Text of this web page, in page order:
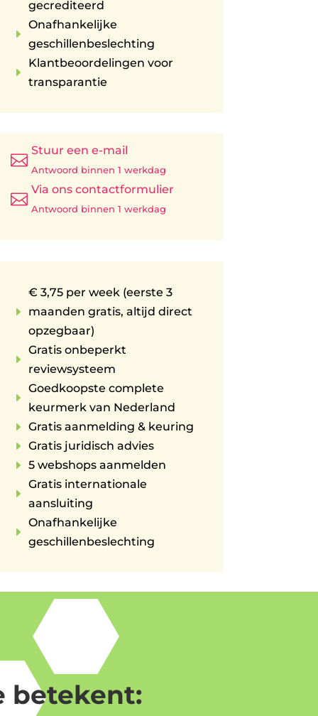
gecrediteerd
E
Onafhankelijke
geschillenbeslechting
E
Klantbeoordelingen voor
transparantie

Stuur een e-mail
Antwoord binnen 1 werkdag

Via ons contactformulier
Antwoord binnen 1 werkdag
E
€ 3,75 per week (eerste 3
maanden gratis, altijd direct
opzegbaar)
E
Gratis onbeperkt
reviewsysteem
E
Goedkoopste complete
keurmerk van Nederland
E Gratis aanmelding & keuring
E Gratis juridisch advies
E 5 webshops aanmelden
E
Gratis internationale
aansluiting
E
Onafhankelijke
geschillenbeslechting
betekent: